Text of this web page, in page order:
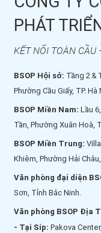
PHÁT
KẾT NỐI TOÀN
BSOP Hội sở: Tầng 2 &
Phường Cầu Giấy, TP. Hà
BSOP Miền Nam: Lầu
Tần, Phường Xuân Hoà,
BSOP Miền Trung:
Khiêm, Phường Hải
Văn phòng đại diện
Sơn, Tỉnh Bắc Ninh.
Văn phòng BSOP Địa
- Tại Síp: Pakova